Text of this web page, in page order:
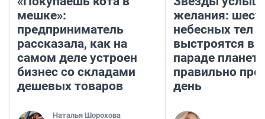
мешке»:
предприниматель
рассказала, как на
самом деле устроен
бизнес со складами
дешевых товаров
Наталья Шорохова
желания:
небесных тел
выстроятся в
параде планет
правильно
день